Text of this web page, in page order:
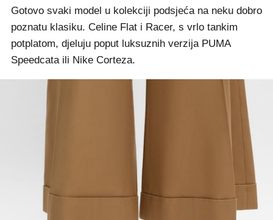
Gotovo svaki model u kolekciji podsjeća na neku dobro
poznatu klasiku. Celine Flat i Racer, s vrlo tankim
potplatom, djeluju poput luksuznih verzija PUMA
Speedcata ili Nike Corteza.